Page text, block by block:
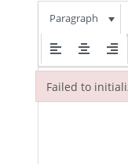
Paragraph
Failed to
Failed to